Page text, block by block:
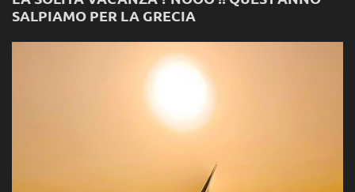
SALPIAMO PER LA GRECIA